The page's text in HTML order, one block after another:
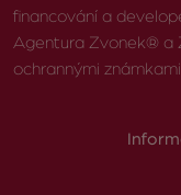
financování a
Agentura Zvonek® a
ochrannými